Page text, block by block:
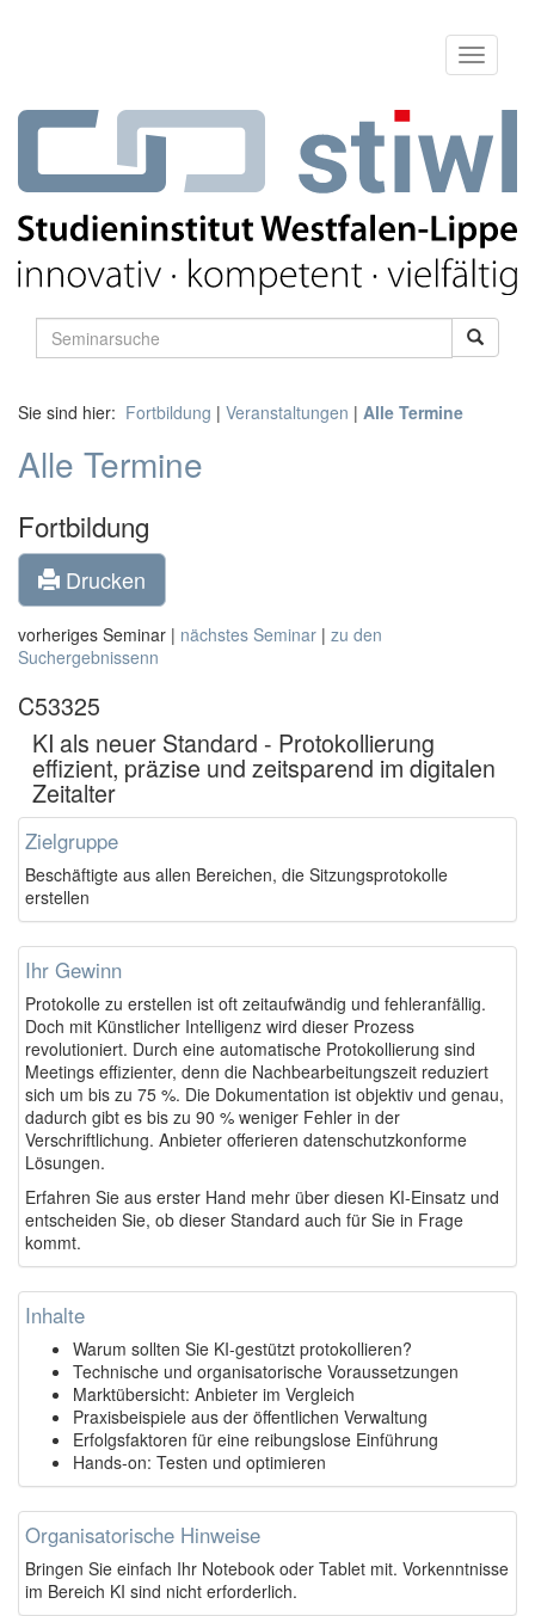
Sie sind hier: Fortbildung | Veranstaltungen | Alle Termine
Alle Termine
Fortbildung
Drucken
vorheriges Seminar | nächstes Seminar | zu den
Suchergebnissenn
C53325
KI als neuer Standard - Protokollierung
effizient, präzise und zeitsparend im digitalen
Zeitalter
Zielgruppe
Beschäftigte aus allen Bereichen, die Sitzungsprotokolle
erstellen
Ihr Gewinn
Protokolle zu erstellen ist oft zeitaufwändig und fehleranfällig.
Doch mit Künstlicher Intelligenz wird dieser Prozess
revolutioniert. Durch eine automatische Protokollierung sind
Meetings effizienter, denn die Nachbearbeitungszeit reduziert
sich um bis zu 75 %. Die Dokumentation ist objektiv und genau,
dadurch gibt es bis zu 90 % weniger Fehler in der
Verschriftlichung. Anbieter offerieren datenschutzkonforme
Lösungen.
Erfahren Sie aus erster Hand mehr über diesen KI-Einsatz und
entscheiden Sie, ob dieser Standard auch für Sie in Frage
kommt.
Inhalte
Warum sollten Sie KI-gestützt protokollieren?
Technische und organisatorische Voraussetzungen
Marktübersicht: Anbieter im Vergleich
Praxisbeispiele aus der öffentlichen Verwaltung
Erfolgsfaktoren für eine reibungslose Einführung
Hands-on: Testen und optimieren
Organisatorische Hinweise
Bringen Sie einfach Ihr Notebook oder Tablet mit. Vorkenntnisse
im Bereich KI sind nicht erforderlich.